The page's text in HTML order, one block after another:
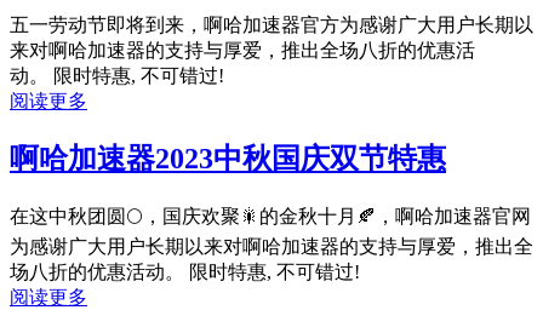
五一劳动节即将到来，啊哈加速器官方为感谢广大用户长期以
来对啊哈加速器的支持与厚爱，推出全场八折的优惠活
动。 限时特惠, 不可错过!
阅读更多
啊哈加速器2023中秋国庆双节特惠
在这中秋团圆🌕，国庆欢聚🎇的金秋十月🍂，啊哈加速器官网
为感谢广大用户长期以来对啊哈加速器的支持与厚爱，推出全
场八折的优惠活动。 限时特惠, 不可错过!
阅读更多